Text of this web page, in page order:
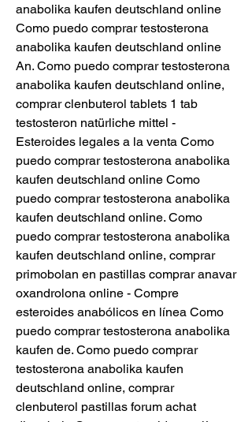
anabolika kaufen deutschland online
Como puedo comprar testosterona
anabolika kaufen deutschland online
An. Como puedo comprar testosterona
anabolika kaufen deutschland online,
comprar clenbuterol tablets 1 tab
testosteron natürliche mittel -
Esteroides legales a la venta Como
puedo comprar testosterona anabolika
kaufen deutschland online Como
puedo comprar testosterona anabolika
kaufen deutschland online. Como
puedo comprar testosterona anabolika
kaufen deutschland online, comprar
primobolan en pastillas comprar anavar
oxandrolona online - Compre
esteroides anabólicos en línea Como
puedo comprar testosterona anabolika
kaufen de. Como puedo comprar
testosterona anabolika kaufen
deutschland online, comprar
clenbuterol pastillas forum achat